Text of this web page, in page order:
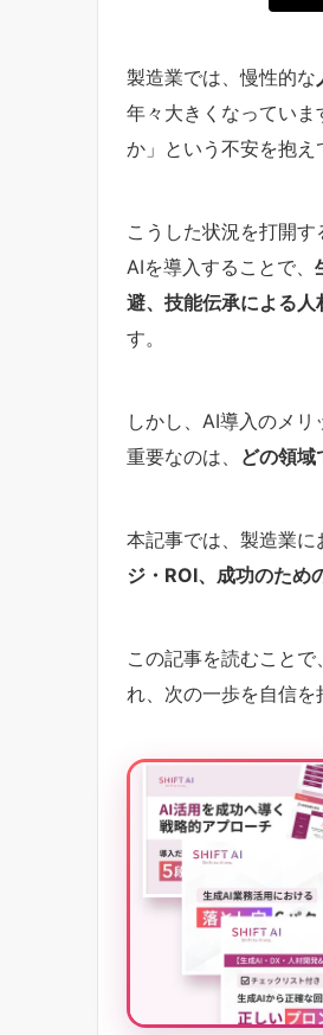
製造業では、慢性的な
年々大きくなってい
か」という不安を抱え
こうした状況を打開
AIを導入することで、
避、技能伝承による人
す。
しかし、AI導入のメ
重要なのは、 どの領
本記事では、製造業に
ジ・ROI、成功のため
この記事を読むこと
れ、次の一歩を自信を